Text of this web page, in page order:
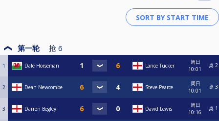
第一轮 抢 6
1 Dale Horseman Lance Tucker
周日
10:01
桌 2
2 Dean Newcombe Steve Pearce
周日
10:01
桌 3
3 Darren Begley David Lewis
周日
10:16
桌 1